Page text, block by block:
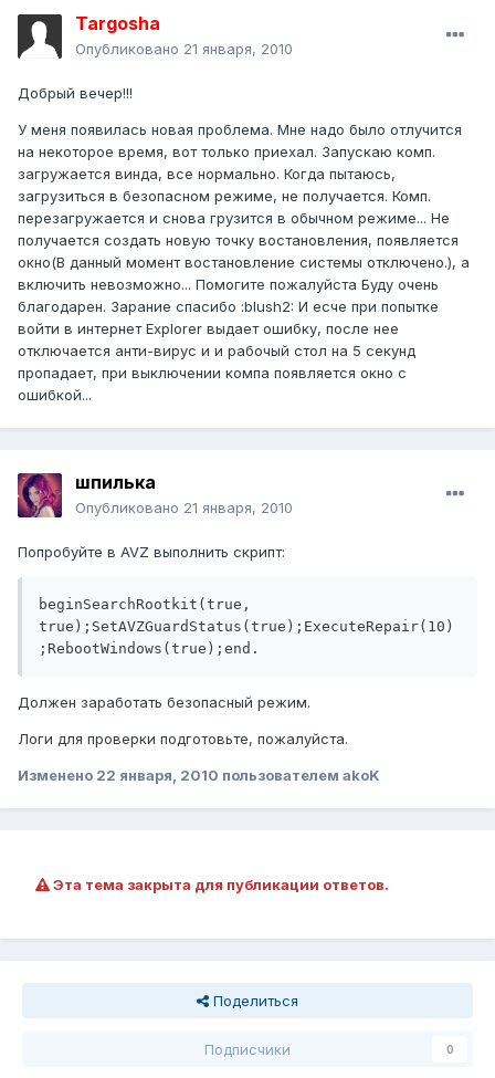
Targosha
Опубликовано 21 января, 2010
Добрый вечер!!!
У меня появилась новая проблема. Мне надо было отлучится
на некоторое время, вот только приехал. Запускаю комп.
загружается винда, все нормально. Когда пытаюсь,
загрузиться в безопасном режиме, не получается. Комп.
перезагружается и снова грузится в обычном режиме... Не
получается создать новую точку востановления, появляется
окно(В данный момент востановление системы отключено.), а
включить невозможно... Помогите пожалуйста Буду очень
благодарен. Зарание спасибо :blush2: И есче при попытке
войти в интернет Explorer выдает ошибку, после нее
отключается анти-вирус и и рабочый стол на 5 секунд
пропадает, при выключении компа появляется окно с
ошибкой...
шпилька
Опубликовано 21 января, 2010
Попробуйте в AVZ выполнить скрипт:
beginSearchRootkit(true,
true);SetAVZGuardStatus(true);ExecuteRepair(10)
;RebootWindows(true);end.
Должен заработать безопасный режим.
Логи для проверки подготовьте, пожалуйста.
Изменено 22 января, 2010 пользователем akoK
Эта тема закрыта для публикации ответов.
Поделиться
Подписчики 0